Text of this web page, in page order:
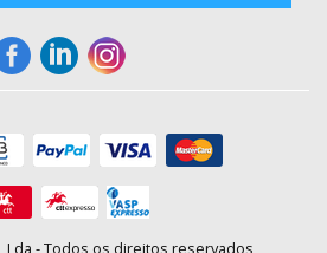
Lda - Todos os direitos reservados